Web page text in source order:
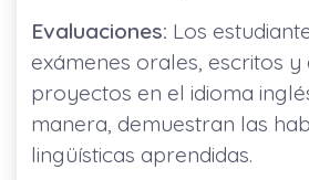
Evaluaciones: Los
exámenes orales, escritos y
proyectos en el idioma
manera, demuestran las
lingüísticas aprendidas.